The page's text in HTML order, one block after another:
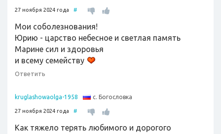
27 ноября 2024 года #
Мои соболезнования!
Юрию - царство небесное и светлая память
Марине сил и здоровья
и всему семейству
Ответить
kruglashowaolga-1958 с. Богословка
27 ноября 2024 года #
Как тяжело терять любимого и дорогого